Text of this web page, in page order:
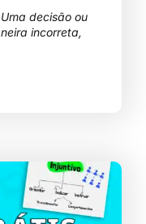
decisão ou
incorreta,